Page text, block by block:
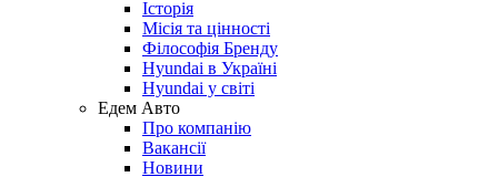
Історія
Місія та цінності
Філософія Бренду
Hyundai в Україні
Hyundai у світі
Едем Авто
Про компанію
Вакансії
Новини